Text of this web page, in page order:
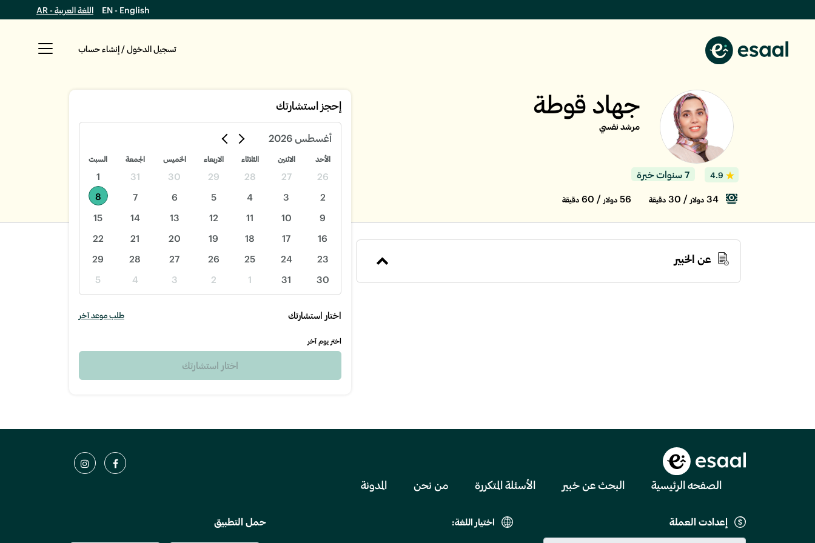
EN - English اللغة العربية - AR
تسجيل الدخول / إنشاء حساب
جهاد قوطة
مرشد نفسي
4.9 7 سنوات خبرة
34 دولار / 30 دقيقة دولار / 60 دقيقة
عن الخبير
إحجز استشارتك
أغسطس 2026
الأحد الاثنين الثلاثاء الاربعاء الخميس الجمعة السبت
26
27
28
29
30
31
1
2
3
4
5
6
7
8
9
10
11
12
13
14
15
16
17
18
19
20
21
22
23
24
25
26
27
28
29
30
31
1
2
3
4
5
اختار استشارتك طلب موعد آخر
اختر يوم آخر
اختار استشارتك
الصفحه الرئيسية البحث عن خبير الأسئلة المتكررة من نحن المدونة
إعدادت العملة اختيار اللغة: حمل التطبيق